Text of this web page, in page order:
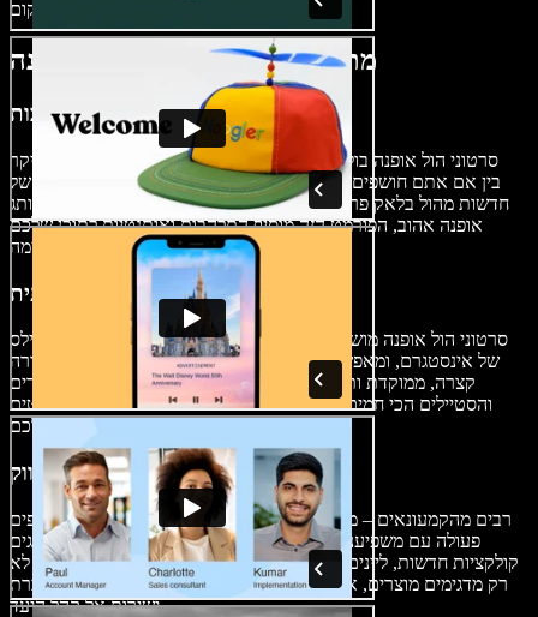
מתי כדאי ליצור סרטוני הול אופנה
סרטוני ביקורות ותגובות
סרטוני הול אופנה בולטים במיוחד בעולם הביקורות והתגובות, ובעיקר
בז'אנר הסרטונים החדש של unboxing. בין אם אתם חושפים רכישות
חדשות מהול בלאק פריידי או כריסמס, או מציגים מוצרים טריים ממותג
אופנה אהוב, הפורמט הזה מוסיף התלהבות ואותנטיות לתוכן שלכם
ומושך את הקהל פנימה.
סרטוני מדיה חברתית
סרטוני הול אופנה מושלמים לפלטפורמות וידאו קצר כמו טיקטוק ורילס
של אינסטגרם, ומאפשרים לכם להציג את הסגנון האישי שלכם בצורה
קצרה, ממוקדת ותופסת עין, וליצור חיבור עם הקהל דרך הטרנדים
והסטיילים הכי חמים. הסרטונים האלה נותנים השראה לאאוטפיטים
סרטוני שיווק
רבים מהקמעונאים – מחברות קוסמטיקה ועד חנויות אונליין – משתפים
פעולה עם משפיענים ולוגרים כדי ליצור סרטוני הול אופנה שמציגים
קולקציות חדשות, ליינים עונתיים או מבצעים מיוחדים. סרטונים אלה לא
רק מדגימים מוצרים, אלא גם מספקים זווית אותנטית וקרובה שמדברת
ישירות אל קהל היעד.